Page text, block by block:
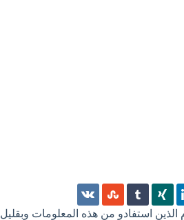
الذين استفادو من هذه المعلومات وبقليل